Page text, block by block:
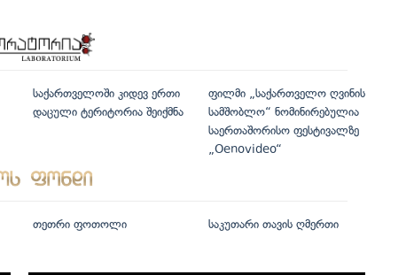
საქართველოში კიდევ ერთი
დაცული ტერიტორია შეიქმნა
ფილმი „საქართველო ღვინის
სამშობლო“ ნომინირებულია
საერთაშორისო ფესტივალზე
„Oenovideo“
თეთრი ფოთოლი საკუთარი თავის ღმერთი